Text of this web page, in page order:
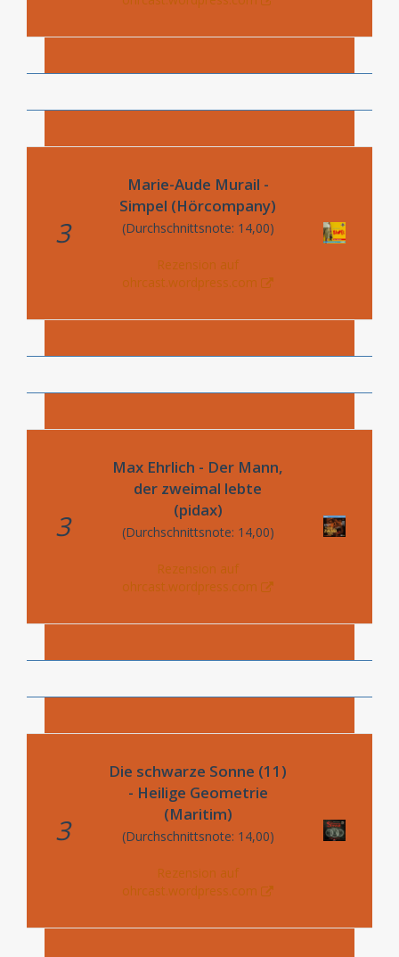
3
Marie-Aude Murail -
Simpel (Hörcompany)
(Durchschnittsnote: 14,00)
Rezension auf
ohrcast.wordpress.com
3
Max Ehrlich - Der Mann,
der zweimal lebte
(pidax)
(Durchschnittsnote: 14,00)
Rezension auf
ohrcast.wordpress.com
3
Die schwarze Sonne (11)
- Heilige Geometrie
(Maritim)
(Durchschnittsnote: 14,00)
Rezension auf
ohrcast.wordpress.com